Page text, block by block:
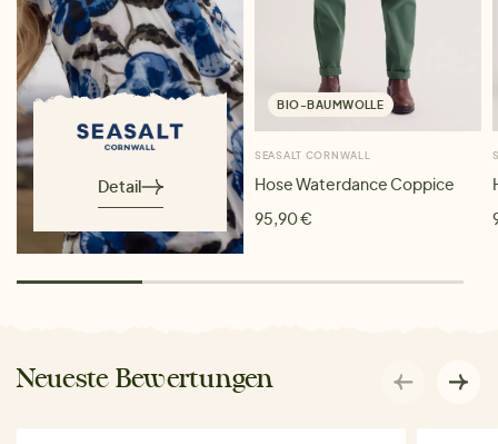
Detail
BIO-BAUMWOLLE
SEASALT CORNWALL
Hose Waterdance Coppice
95,90 €
Neueste Bewertungen